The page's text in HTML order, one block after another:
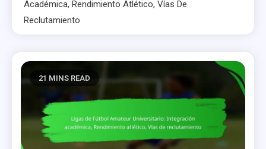
Académica, Rendimiento Atlético, Vías De
Reclutamiento
21 MINS READ